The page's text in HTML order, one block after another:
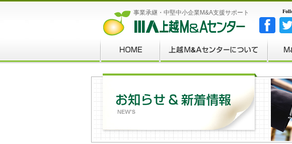
事業承継・中堅中小企業M&A支援サポート